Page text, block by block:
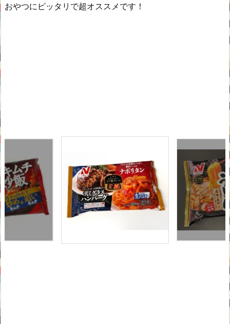
おやつにピッタリで超オススメです！